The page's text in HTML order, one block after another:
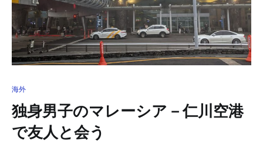
海外
独身男子のマレーシア－仁川空港
で友人と会う